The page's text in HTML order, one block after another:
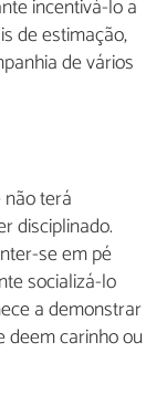
incentivá-lo a
de estimação,
de vários
terá
disciplinado.
se em pé
socializá-lo
a demonstrar
deem carinho ou